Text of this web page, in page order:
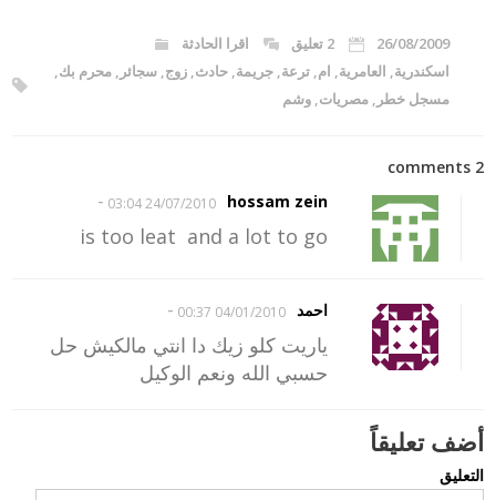
26/08/2009 2 تعليق
اقرا الحادثة
اسكندرية, العامرية, ام,ترعة,جريمة,حادث,زوج,سجائر ,محرم بك,
مسجل خطر ,مصريات,وشم
2 comments
hossam zein
24/07/2010 03:04
-
is too leat and a lot to go
احمد 04/01/2010 00:37
-
ياريت كلو زيك دا انتي مالكيش حل
حسبي الله ونعم الوكيل
أضف تعليقاً
التعليق